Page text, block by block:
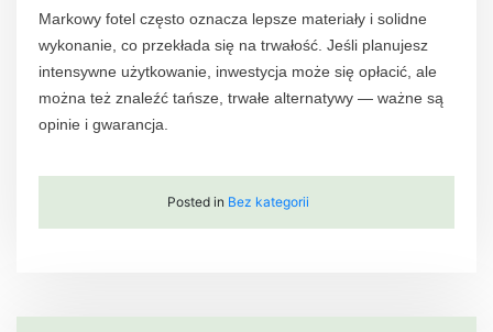
Markowy fotel często oznacza lepsze materiały i solidne
wykonanie, co przekłada się na trwałość. Jeśli planujesz
intensywne użytkowanie, inwestycja może się opłacić, ale
można też znaleźć tańsze, trwałe alternatywy — ważne są
opinie i gwarancja.
Posted in Bez kategorii